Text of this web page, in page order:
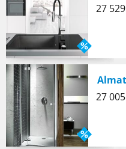
27 529
27 005